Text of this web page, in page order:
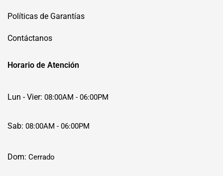
Políticas de Garantías
Contáctanos
Horario de Atención
Lun - Vier: 08:00AM - 06:00PM
Sab: 08:00AM - 06:00PM
Dom: Cerrado